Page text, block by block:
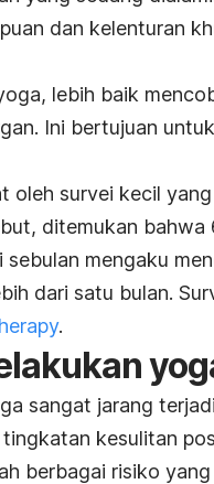
dan kelenturan
lebih baik
Ini bertujuan
oleh survei kecil
ditemukan bahwa
mengaku
dari satu bulan.
.
sangat jarang
kesulitan
berbagai risiko